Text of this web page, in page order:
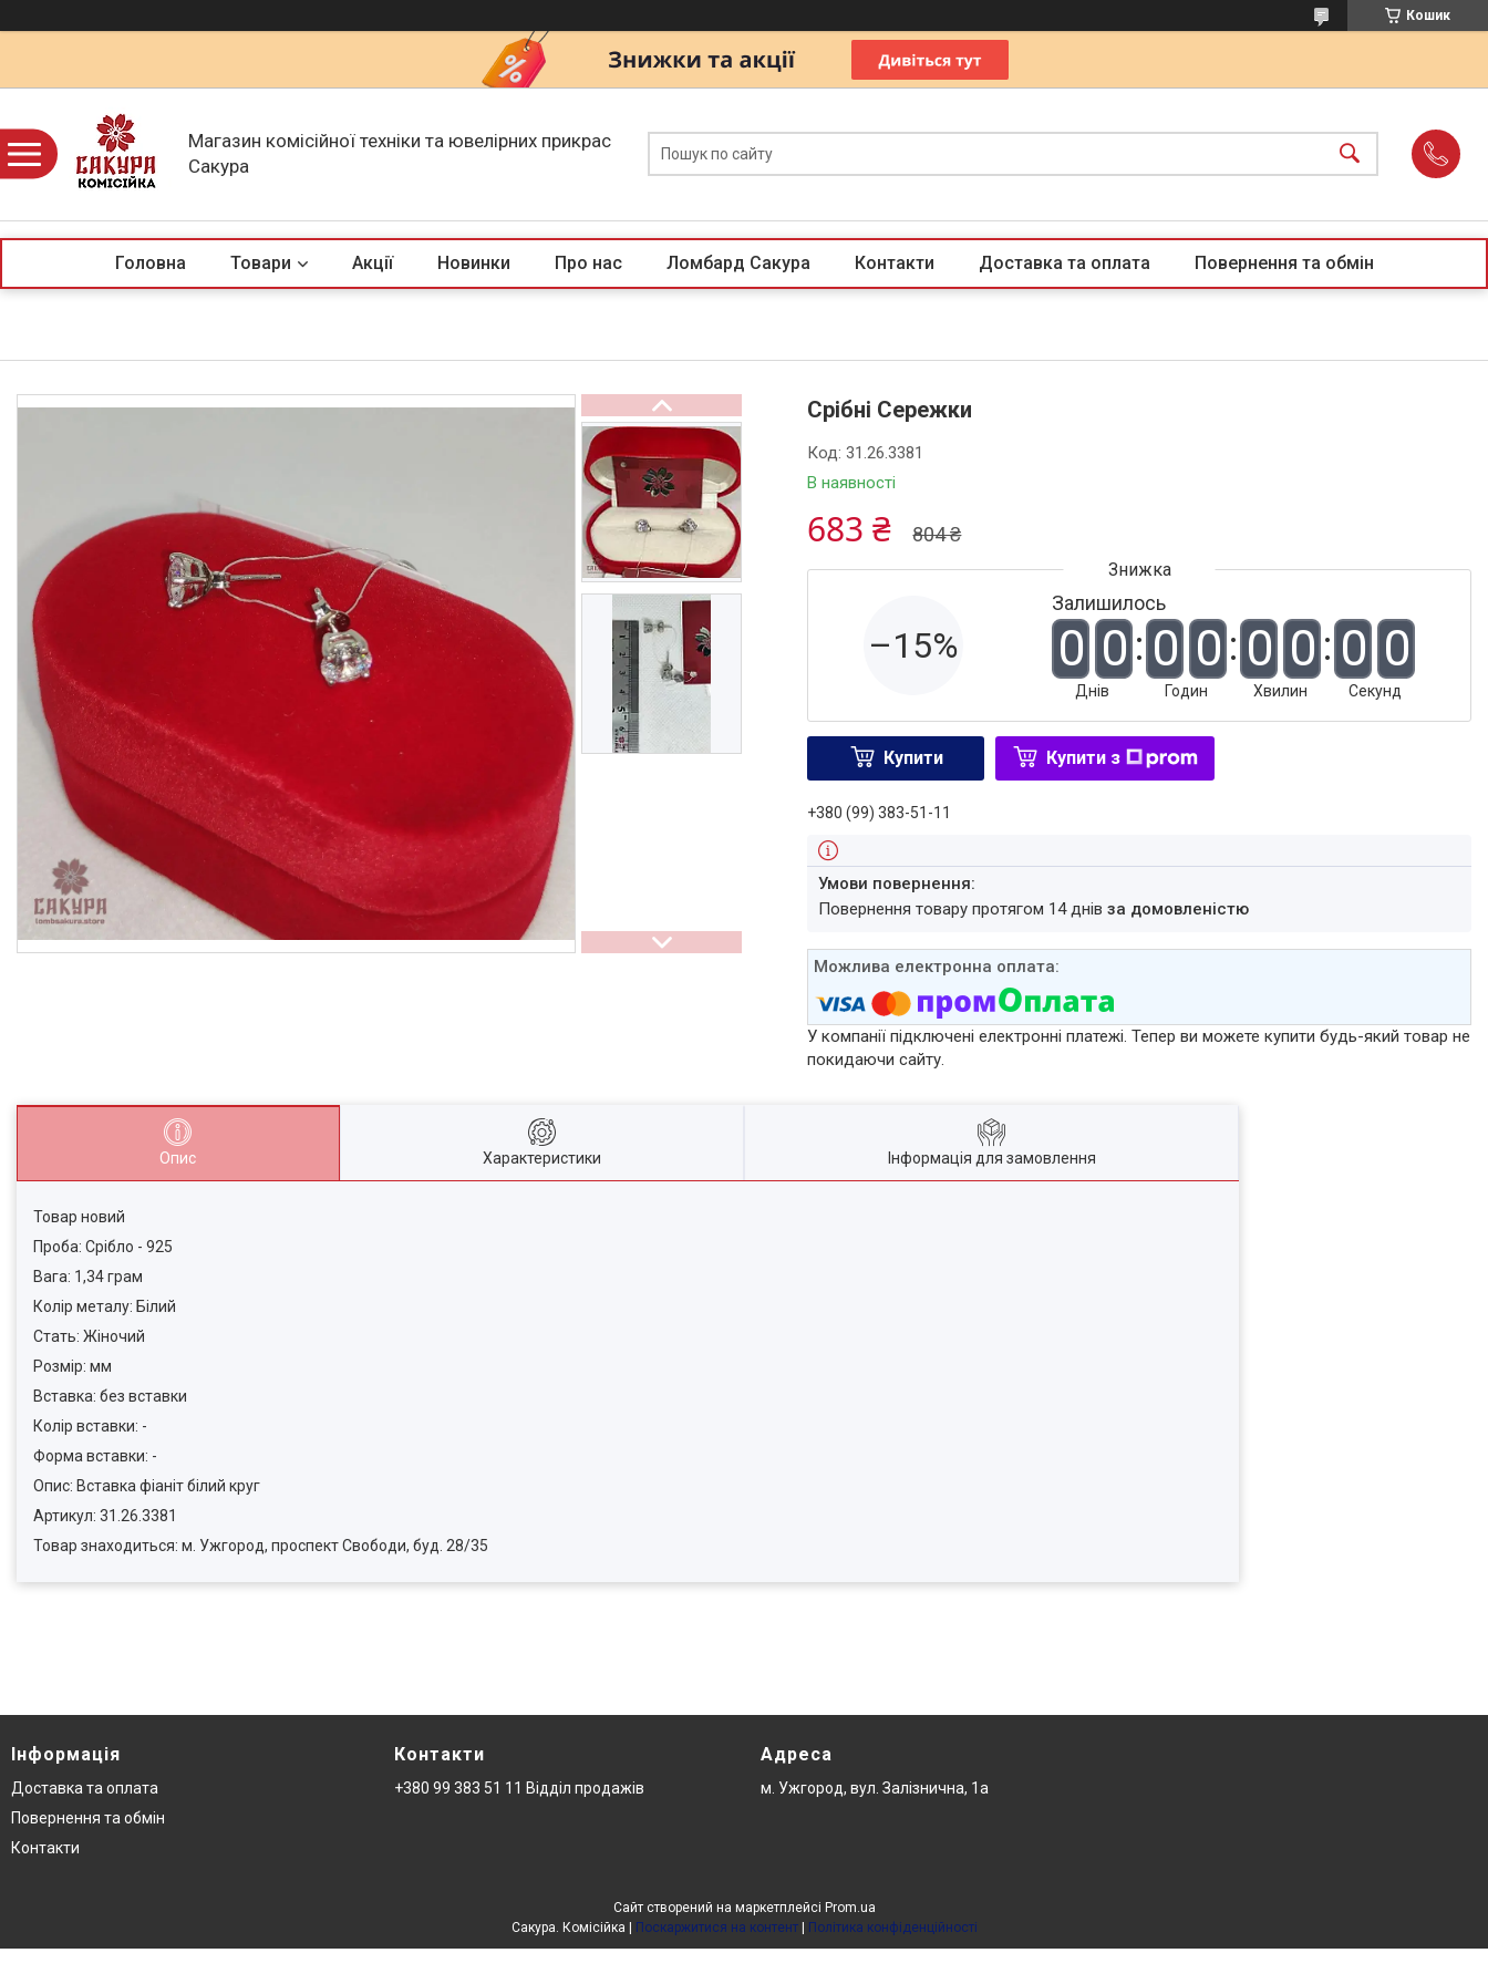
Кошик
Магазин комісійної техніки та ювелірних прикрас
Сакура
Головна Товари Акції Новинки Про нас Ломбард Сакура Контакти Доставка та оплата Повернення та обмін
Срібні Сережки
В наявності
Код:31.26.3381
804 ₴
683 ₴
–15%
Залишилось
0 0
Днів
0 0
Годин
0 0
Хвилин
0 0
Секунд
Купити Купити з
+380 (99) 383-51-11
повернення товару протягом 14 днівза домовленістю
У компанії підключені електронні платежі. Тепер ви можете купити будь-який товар не
покидаючи сайту.
Опис Характеристики Інформація для замовлення
Товар новий
Проба: Срібло - 925
Вага: 1,34 грам
Колір металу: Білий
Стать: Жіночий
Розмір: мм
Вставка: без вставки
Колір вставки: -
Форма вставки: -
Опис: Вставка фіаніт білий круг
Артикул: 31.26.3381
Товар знаходиться: м. Ужгород, проспект Свободи, буд. 28/35
Інформація
Доставка та оплата
Повернення та обмін
Контакти
Контакти
+380 99 383 51 11 Відділ продажів
Адреса
м. Ужгород, вул. Залізнична, 1а
Сайт створений на маркетплейсі Prom.ua
Поскаржитися на контент Політика конфіденційності